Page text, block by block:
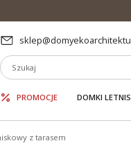
PROMOCJE DOMKI
z tarasem